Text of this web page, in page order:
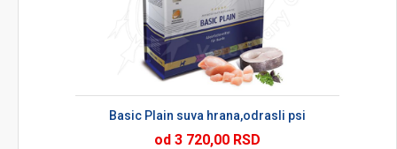
Basic Plain suva hrana,odrasli psi
od 3 720,00 RSD